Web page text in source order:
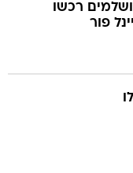
ירושלמים רכשו
פור